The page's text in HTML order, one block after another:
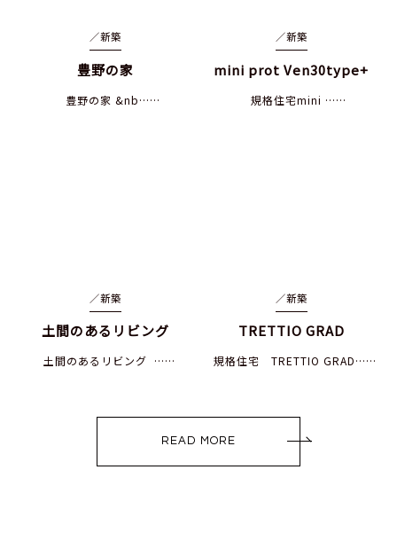
／新築
豊野の家
豊野の家 &nb……
／新築
mini prot Ven30type+
規格住宅mini ……
／新築
土間のあるリビング
土間のあるリビング ……
／新築
TRETTIO GRAD
規格住宅 TRETTIO GRAD……
READ MORE